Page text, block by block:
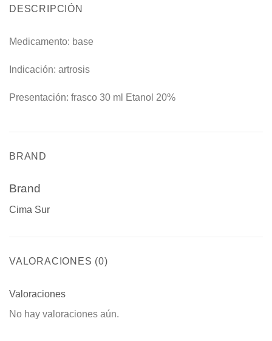
DESCRIPCIÓN
Medicamento: base
Indicación: artrosis
Presentación: frasco 30 ml Etanol 20%
BRAND
Brand
Cima Sur
VALORACIONES (0)
Valoraciones
No hay valoraciones aún.